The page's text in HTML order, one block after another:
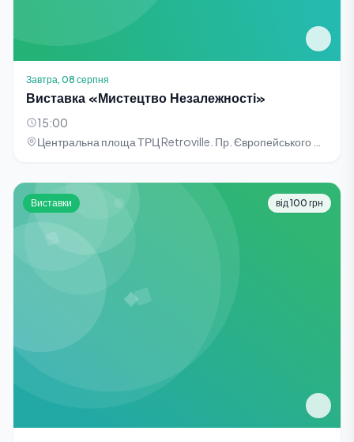
Завтра, 08 серпня
Виставка «Мистецтво Незалежності»
15:00
Виставки від 100 грн